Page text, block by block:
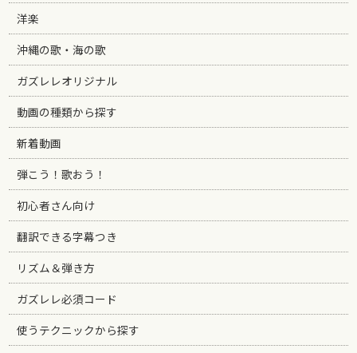
洋楽
沖縄の歌・海の歌
ガズレレオリジナル
動画の種類から探す
新着動画
弾こう！歌おう！
初心者さん向け
翻訳できる字幕つき
リズム＆弾き方
ガズレレ必須コード
使うテクニックから探す